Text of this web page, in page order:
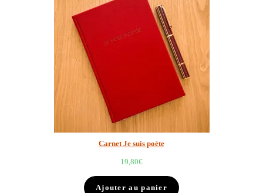
Carnet Je suis poète
19,80€
Ajouter au panier